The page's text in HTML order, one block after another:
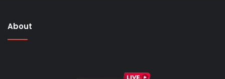
About